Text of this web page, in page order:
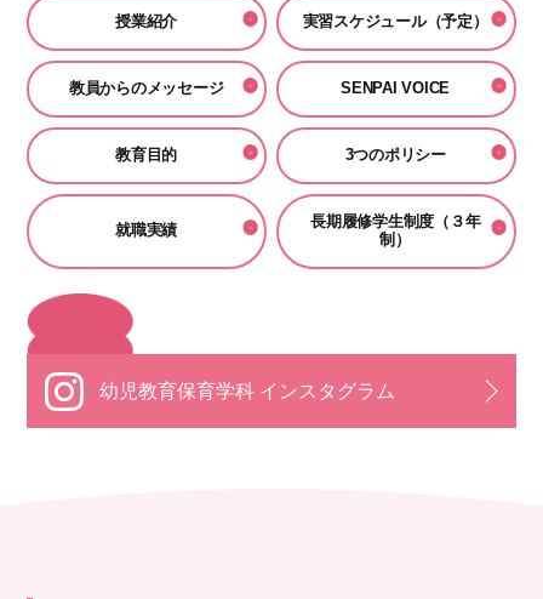
授業紹介 実習スケジュール（予定）
教員からのメッセージ SENPAI VOICE
教育目的 3つのポリシー
就職実績
長期履修学生制度（３年
制）
幼児教育保育学科 インスタグラム